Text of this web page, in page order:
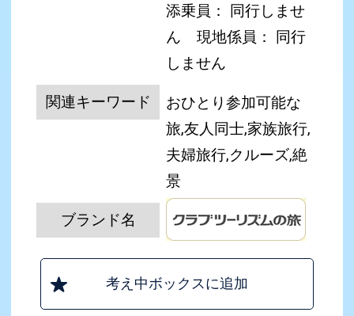
添乗員： 同行しませ
ん
現地係員： 同行
しません
関連キーワード
おひとり参加可能な
旅,友人同士,家族旅行,
夫婦旅行,クルーズ,絶
景
ブランド名
考え中ボックスに追加